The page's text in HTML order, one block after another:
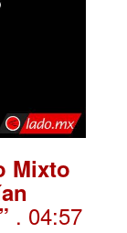
Mixto
. 04:57